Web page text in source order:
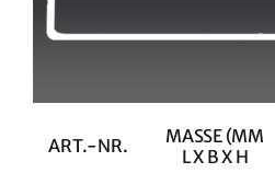
ART.-NR.
MASSE (MM
L X B X H